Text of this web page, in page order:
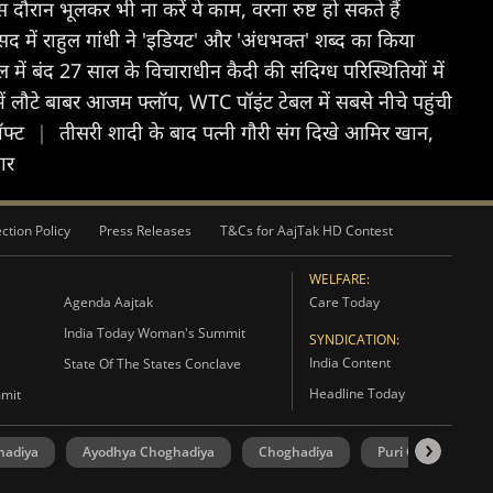
भूलकर भी ना करें ये काम, वरना रुष्ट हो सकते हैं
में राहुल गांधी ने 'इडियट' और 'अंधभक्त' शब्द का किया
में बंद 27 साल के विचाराधीन कैदी की संदिग्ध परिस्थितियों में
लौटे बाबर आजम फ्लॉप, WTC पॉइंट टेबल में सबसे नीचे पहुंची
|
तीसरी शादी के बाद पत्नी गौरी संग दिखे आमिर खान,
Policy Press Releases T&Cs for AajTak HD Contest
Agenda Aajtak
India Today Woman's Summit
State Of The States Conclave
WELFARE:
Care Today
SYNDICATION:
India Content
Headline Today
Ayodhya Choghadiya Choghadiya Puri Choghadiya